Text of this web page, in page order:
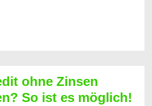
ohne Zinsen
So ist es möglich!